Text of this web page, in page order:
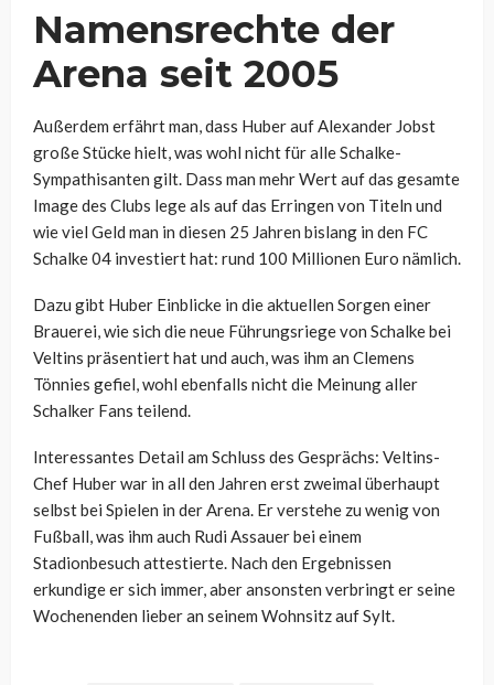
Namensrechte der
Arena seit 2005
Außerdem erfährt man, dass Huber auf Alexander Jobst
große Stücke hielt, was wohl nicht für alle Schalke-
Sympathisanten gilt. Dass man mehr Wert auf das gesamte
Image des Clubs lege als auf das Erringen von Titeln und
wie viel Geld man in diesen 25 Jahren bislang in den FC
Schalke 04 investiert hat: rund 100 Millionen Euro nämlich.
Dazu gibt Huber Einblicke in die aktuellen Sorgen einer
Brauerei, wie sich die neue Führungsriege von Schalke bei
Veltins präsentiert hat und auch, was ihm an Clemens
Tönnies gefiel, wohl ebenfalls nicht die Meinung aller
Schalker Fans teilend.
Interessantes Detail am Schluss des Gesprächs: Veltins-
Chef Huber war in all den Jahren erst zweimal überhaupt
selbst bei Spielen in der Arena. Er verstehe zu wenig von
Fußball, was ihm auch Rudi Assauer bei einem
Stadionbesuch attestierte. Nach den Ergebnissen
erkundige er sich immer, aber ansonsten verbringt er seine
Wochenenden lieber an seinem Wohnsitz auf Sylt.